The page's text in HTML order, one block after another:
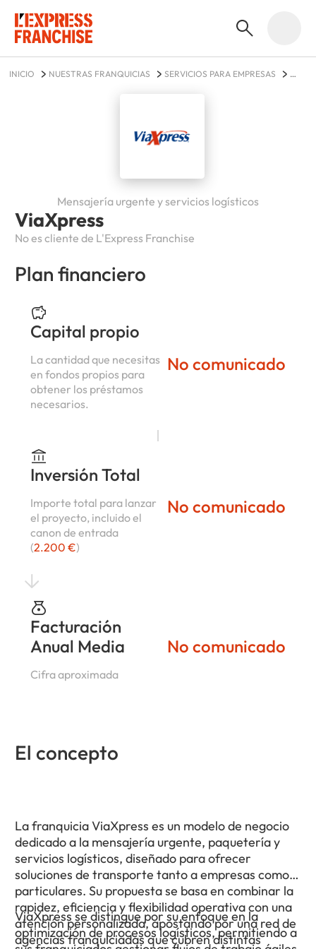
INICIO NUESTRAS FRANQUICIAS
SERVICIOS PARA EMPRESAS
ViaXpress
No es cliente de L'Express Franchise
Mensajería urgente y servicios logísticos
Plan financiero
Capital propio
La cantidad que necesitas
en fondos propios para
obtener los préstamos
necesarios.
No comunicado
Inversión Total
Importe total para lanzar
el proyecto, incluido el
canon de entrada
(2.200 €)
No comunicado
Facturación
Anual Media
Cifra aproximada
No comunicado
El concepto
La franquicia ViaXpress es un modelo de negocio
dedicado a la mensajería urgente, paquetería y
servicios logísticos, diseñado para ofrecer
soluciones de transporte tanto a empresas como a
particulares. Su propuesta se basa en combinar la
rapidez, eficiencia y flexibilidad operativa con una
atención personalizada, apostando por una red de
agencias franquiciadas que cubren distintas
ViaXpress se distingue por su enfoque en la
optimización de procesos logísticos, permitiendo a